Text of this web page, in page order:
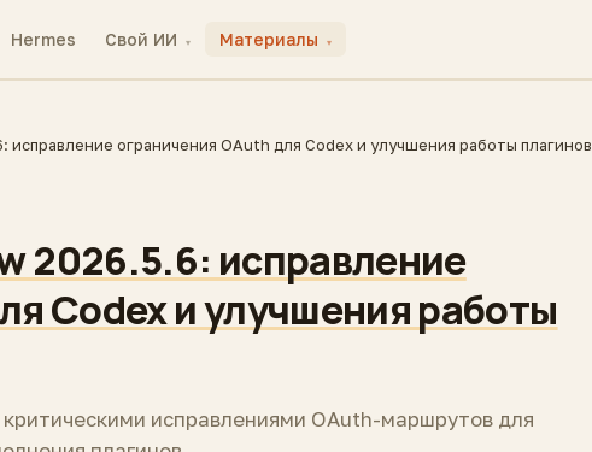
Hermes Свой ИИ ▾ Материалы ▾
ограничения OAuth для Codex и улучшения работы плагинов
2026.5.6: исправление
Codex и улучшения работы
исправлениями OAuth-маршрутов для